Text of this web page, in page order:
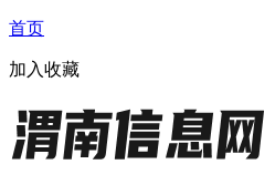
首页
加入收藏